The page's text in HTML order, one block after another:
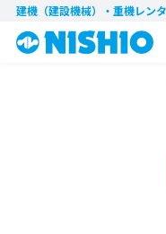
建機（建設機械）・重機レン